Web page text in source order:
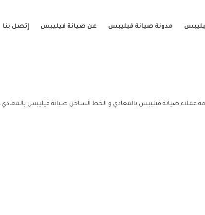
مدونة صيانة فيليبس عن صيانة فيليبس إتصل بنا
عملاء صيانة فيليبس بالمعادي و الخط الساخن صيانة فيليبس بالمعادي.